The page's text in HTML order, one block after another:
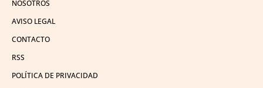
NOSOTROS
AVISO LEGAL
CONTACTO
RSS
POLÍTICA DE PRIVACIDAD